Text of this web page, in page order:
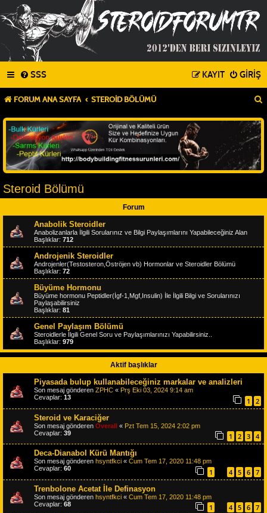
SSS GIRIŞ
KAYIT
FORUM ANA SAYFA STEROID BÖLÜMÜ
Steroid Bölümü
Forum
Anabolik Steroidler
Anabolizanlarla İlgili Sorularınız ve Bilgi Paylaşımlarını Yapabileceğiniz Alan
Başlıklar: 712
Androjenik Steroidler
Androjenler(Testosteron,Öströjen vb) Hormonlar ve Steroidler Bölümü
Başlıklar: 72
Büyüme Hormonu
Büyüme hormonu Peptidler(İgf-1,Mgf,Insulin) İle İlgili Bilgi ve Sorularınızı
Paylaşabilirsiniz
Başlıklar: 81
Genel Paylaşım Bölümü
Steroidlerle İlgili Genel Soru ve Paylaşımlarınızı Yapabilirsiniz..
Başlıklar: 979
Aktif başlıklar
Piyasada bulup kullanabileceğiniz markalar ve analizleri
Son mesaj gönderen ZPHC « Prş Eki 03, 2024 9:14 am
Cevaplar: 13 1
2
Steroid ve Karaciğer
Son mesaj gönderen Overall « Pzt Tem 15, 2024 2:02 pm
Cevaplar: 39 1 2 3 4
Deca-Dianabol Kürü Mantığı
Son mesaj gönderen hsyntfkci « Cum Tem 17, 2020 11:48 pm
Cevaplar: 60 1 4 5 6 7
Trenbolone Acetat İle Definasyon
Son mesaj gönderen hsyntfkci « Cum Tem 17, 2020 11:48 pm
Cevaplar: 68 1 4 5 6 7